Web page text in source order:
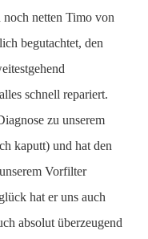
noch netten Timo von
begutachtet, den
schnell repariert.
zu unserem
kaputt) und hat den
Vorfilter
hat er uns auch
absolut überzeugend